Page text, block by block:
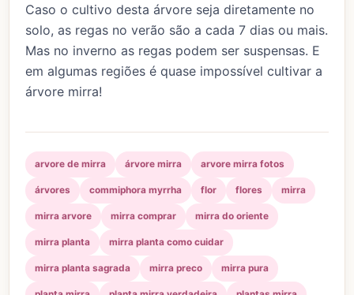
Caso o cultivo desta árvore seja diretamente no
solo, as regas no verão são a cada 7 dias ou mais.
Mas no inverno as regas podem ser suspensas. E
em algumas regiões é quase impossível cultivar a
árvore mirra!
arvore de mirra árvore mirra arvore mirra fotos
árvores commiphora myrrha flor flores mirra
mirra arvore mirra comprar mirra do oriente
mirra planta mirra planta como cuidar
mirra planta sagrada mirra preco mirra pura